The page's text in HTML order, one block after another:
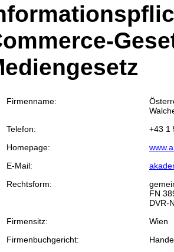
Firmenname:
Telefon:
+43 1
Homepage:
E-Mail:
Rechtsform:
FN
DVR-
Firmensitz:
Wien
Firmenbuchgericht: